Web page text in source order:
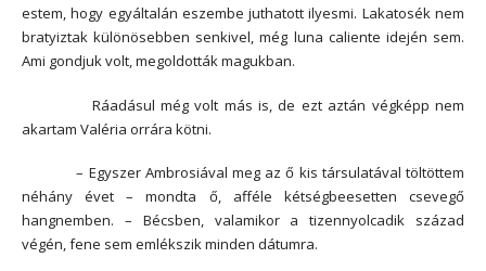
estem, hogy egyáltalán eszembe juthatott ilyesmi. Lakatosék nem
bratyiztak különösebben senkivel, még luna caliente idején sem.
Ami gondjuk volt, megoldották magukban.
Ráadásul még volt más is, de ezt aztán végképp nem
akartam Valéria orrára kötni.
– Egyszer Ambrosiával meg az ő kis társulatával töltöttem
néhány évet – mondta ő, afféle kétségbeesetten csevegő
hangnemben. – Bécsben, valamikor a tizennyolcadik század
végén, fene sem emlékszik minden dátumra.